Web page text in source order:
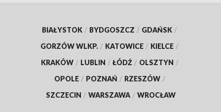
BIAŁYSTOK / BYDGOSZCZ / GDAŃSK /
GORZÓW WLKP. / KATOWICE / KIELCE /
KRAKÓW / LUBLIN / ŁÓDŹ / OLSZTYN /
OPOLE / POZNAŃ / RZESZÓW /
SZCZECIN / WARSZAWA / WROCŁAW